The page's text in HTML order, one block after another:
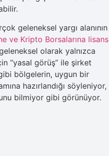
geleneksel yargı alanının
ve Kripto Borsalarına lisans
olarak yalnızca
”yasal görüş” ile şirket
bölgelerin, uygun bir
hazırlandığı söyleniyor,
bilmiyor gibi görünüyor.